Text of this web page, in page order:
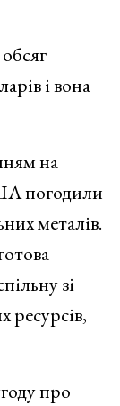
і вона
на
погодили
металів.
зі
про